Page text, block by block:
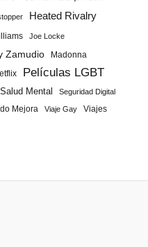
Heated Rivalry
Joe Locke
Zamudio Madonna
Películas LGBT
Salud Mental Seguridad Digital
Mejora Viaje Gay
Viajes